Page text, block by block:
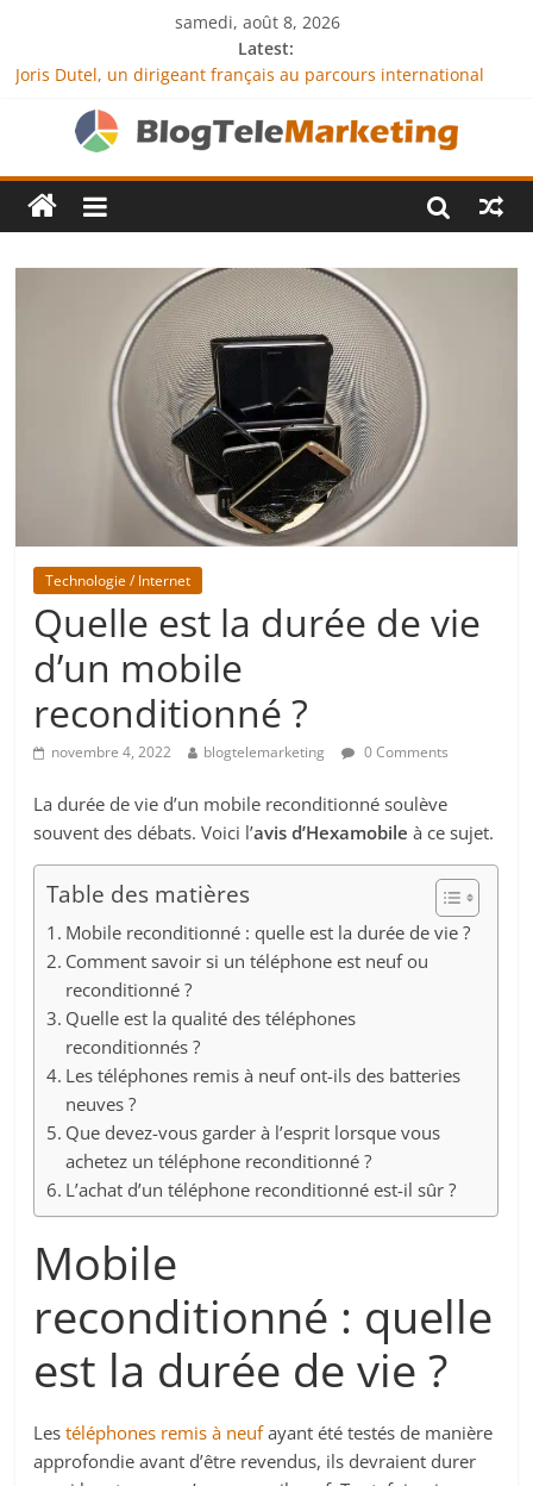
samedi, août 8, 2026
Latest:
Joris Dutel, un dirigeant français au parcours international
Agria Assurance Animaux : comment l’entreprise se
démarque-t-elle de la concurrence ?
JCA Academy : l’excellence au service de l’indépendance
financière
Denis Bouclon : la diplomatie éducative comme moteur de
Next Terra International : des solutions logistiques au service
du commerce international
Technologie / Internet
Quelle est la durée de vie
d’un mobile
reconditionné ?
novembre 4, 2022 blogtelemarketing 0 Comments
La durée de vie d’un mobile reconditionné soulève
souvent des débats. Voici l’avis d’Hexamobile à ce sujet.
Table des matières
Mobile reconditionné : quelle est la durée de vie ?
Comment savoir si un téléphone est neuf ou
reconditionné ?
Quelle est la qualité des téléphones
reconditionnés ?
Les téléphones remis à neuf ont-ils des batteries
neuves ?
Que devez-vous garder à l’esprit lorsque vous
achetez un téléphone reconditionné ?
L’achat d’un téléphone reconditionné est-il sûr ?
Mobile
reconditionné : quelle
est la durée de vie ?
Lestéléphones remis à neufayant été testés de manière
approfondie avant d’être revendus, ils devraient durer